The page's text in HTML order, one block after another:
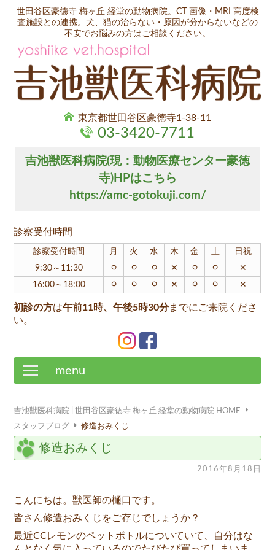
世田谷区豪徳寺 梅ヶ丘 経堂の動物病院。CT 画像・MRI 高度検
査施設との連携。犬、猫の治らない・原因が分からないなどの
不安でお悩みの方はご相談ください。
東京都世田谷区豪徳寺1-38-11
03-3420-7711
吉池獣医科病院(現：動物医療センター豪徳
寺)HPはこちら
https://amc-gotokuji.com/
診察受付時間
診察受付時間 月 火 水 木 金 土
日祝
9:30～11:30
○ ○ ○ ✕ ○ ○
✕
16:00～18:00
○ ○ ○ ✕ ○ ○ ✕
初診の方は午前11時、午後5時30分までにご来院くださ
い。
menu
吉池獣医科病院 | 世田谷区豪徳寺 梅ヶ丘 経堂の動物病院 HOME
スタッフブログ
修造おみくじ
修造おみくじ
2016年8月18日
こんにちは。獣医師の樋口です。
皆さん修造おみくじをご存じでしょうか？
最近CCレモンのペットボトルについていて、自分はな